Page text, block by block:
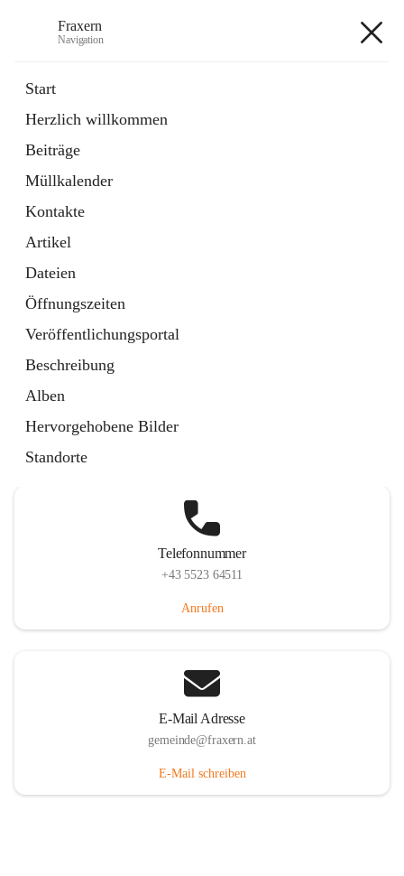
Fraxern
Navigation
Start
Herzlich willkommen
Beiträge
Müllkalender
Kontakte
Artikel
Dateien
Öffnungszeiten
Veröffentlichungsportal
Beschreibung
Alben
Hervorgehobene Bilder
Standorte
Ordner
in
Tab
Formulare
Artikel
öffnet
in
neuem
Tab
Telefonnummer
+43 5523 64511
Anrufen
E-Mail Adresse
gemeinde@fraxern.at
E-Mail schreiben